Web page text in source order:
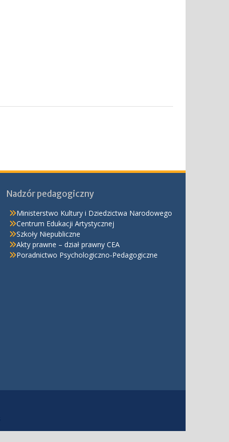
Nadzór pedagogiczny
Ministerstwo Kultury i Dziedzictwa Narodowego
Centrum Edukacji Artystycznej
Szkoły Niepubliczne
Akty prawne – dział prawny CEA
Poradnictwo Psychologiczno-Pedagogiczne